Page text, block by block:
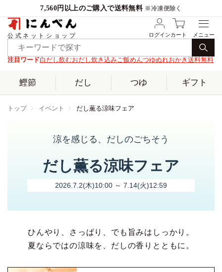
7,560円以上のご購入で送料無料 ※冷凍便除く
公式ネットショップ ログインカート
注目ワード白だし飲むおだし炊き込みご飯めんつゆぬれおかき 送料無料
鰹節 だし つゆ ギフト
トップ イベント だし薫る涼味フェア
涼を感じる、だしのごちそう
だし薫る涼味フェア
2026.7.2(木)10:00 ～ 7.14(火)12:59
ひんやり、さっぱり、でも旨みはしっかり。
夏ならではの涼味を、だしの香りとともに。